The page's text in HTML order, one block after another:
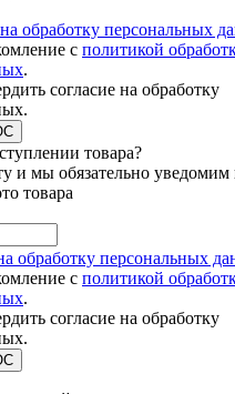
на обработку персональных
с политикой
.
согласие на обработку
товара?
и мы обязательно уведомим
товара
обработку персональных
с политикой
.
согласие на обработку